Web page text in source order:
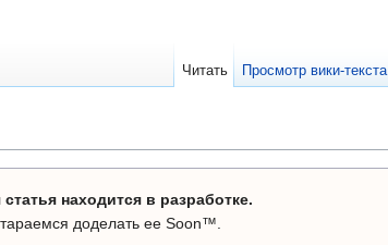
статья находится в разработке.
доделать ее Soon™.
Читать Просмотр вики-текста